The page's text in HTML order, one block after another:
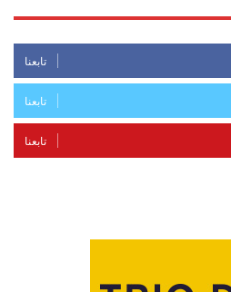
تابعنا
تابعنا
تابعنا